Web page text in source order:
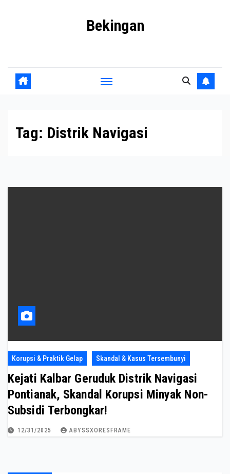
Bekingan
Tag: Distrik Navigasi
Korupsi & Praktik Gelap Skandal & Kasus Tersembunyi
Kejati Kalbar Geruduk Distrik Navigasi
Pontianak, Skandal Korupsi Minyak Non-
Subsidi Terbongkar!
12/31/2025 ABYSSXORESFRAME